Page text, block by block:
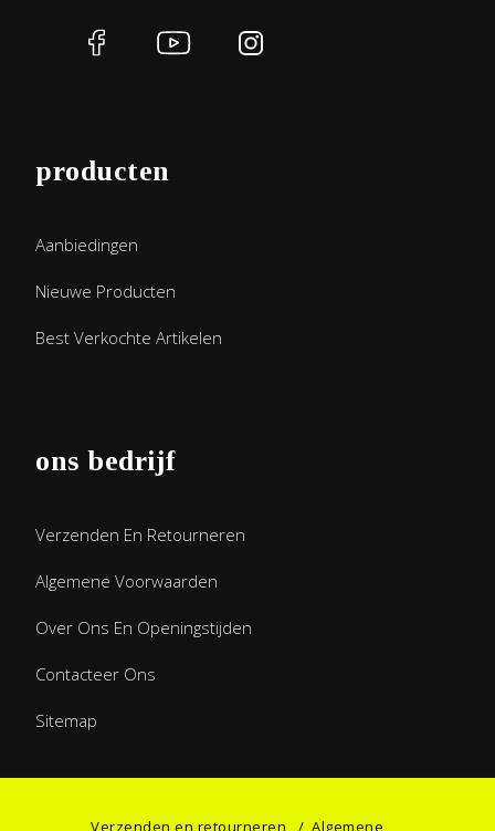
producten
Aanbiedingen
Nieuwe Producten
Best Verkochte Artikelen
ons bedrijf
Verzenden En Retourneren
Algemene Voorwaarden
Over Ons En Openingstijden
Contacteer Ons
Sitemap
Verzenden en retourneren /Algemene